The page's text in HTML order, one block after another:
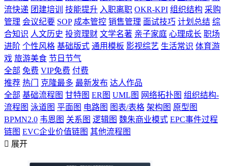
流快递 团建培训 技能提升 入职离职 OKR-KPI 组织结构 采购
管理 会议纪要 SOP 成本管控 销售管理 面试技巧 计划总结 综
合知识 人文历史 投资理财 文学名著 亲子家庭 心理成长 职场
进阶 个性风格 基础版式 通用模板 影视综艺 生活常识 体育游
戏 旅游美食 节日节气
全部 免费 VIP免费 付费
推荐 热门 克隆最多 最新发布 达人作品
全部 基础流程图 甘特图 ER图 UML图 网络拓扑图 组织结构-
流程图 泳道图 平面图 电路图 图表/表格 架构图 原型图
BPMN2.0 韦恩图 关系图 逻辑图 魏朱商业模式 EPC事件过程
链图 EVC企业价值链图 其他流程图
 展开